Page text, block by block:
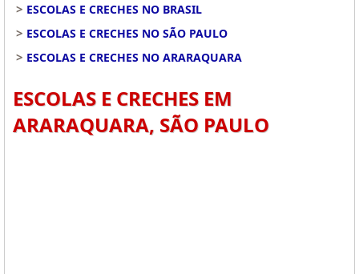
> ESCOLAS E CRECHES NO BRASIL
> ESCOLAS E CRECHES NO SÃO PAULO
> ESCOLAS E CRECHES NO ARARAQUARA
ESCOLAS E CRECHES EM
ARARAQUARA, SÃO PAULO